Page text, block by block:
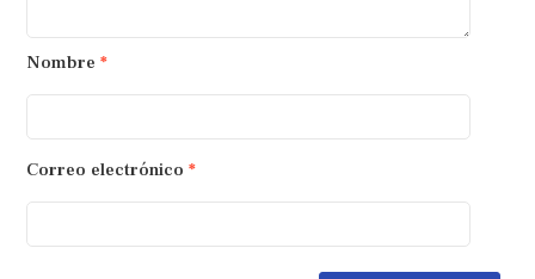
Nombre *
Correo electrónico *